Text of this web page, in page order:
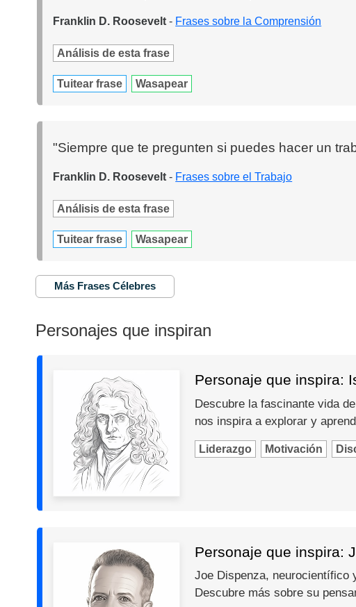
Franklin D. Roosevelt - Frases sobre la Comprensión
Análisis de esta frase
Tuitear frase Wasapear
"Siempre que te pregunten si puedes hacer un
Franklin D. Roosevelt - Frases sobre el Trabajo
Análisis de esta frase
Tuitear frase Wasapear
Más Frases Célebres
Personajes que inspiran
Personaje que inspira:
Descubre la fascinante vida
nos inspira a explorar y
Liderazgo Motivación
Personaje que inspira:
Joe Dispenza, neurocientífico
Descubre más sobre su